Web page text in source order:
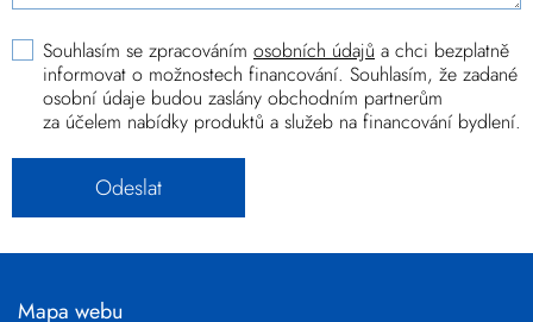
Souhlasím se zpracováním osobních údajů a chci bezplatně
informovat o možnostech financování. Souhlasím, že zadané
osobní údaje budou zaslány obchodním partnerům
za účelem nabídky produktů a služeb na financování bydlení.
Mapa webu